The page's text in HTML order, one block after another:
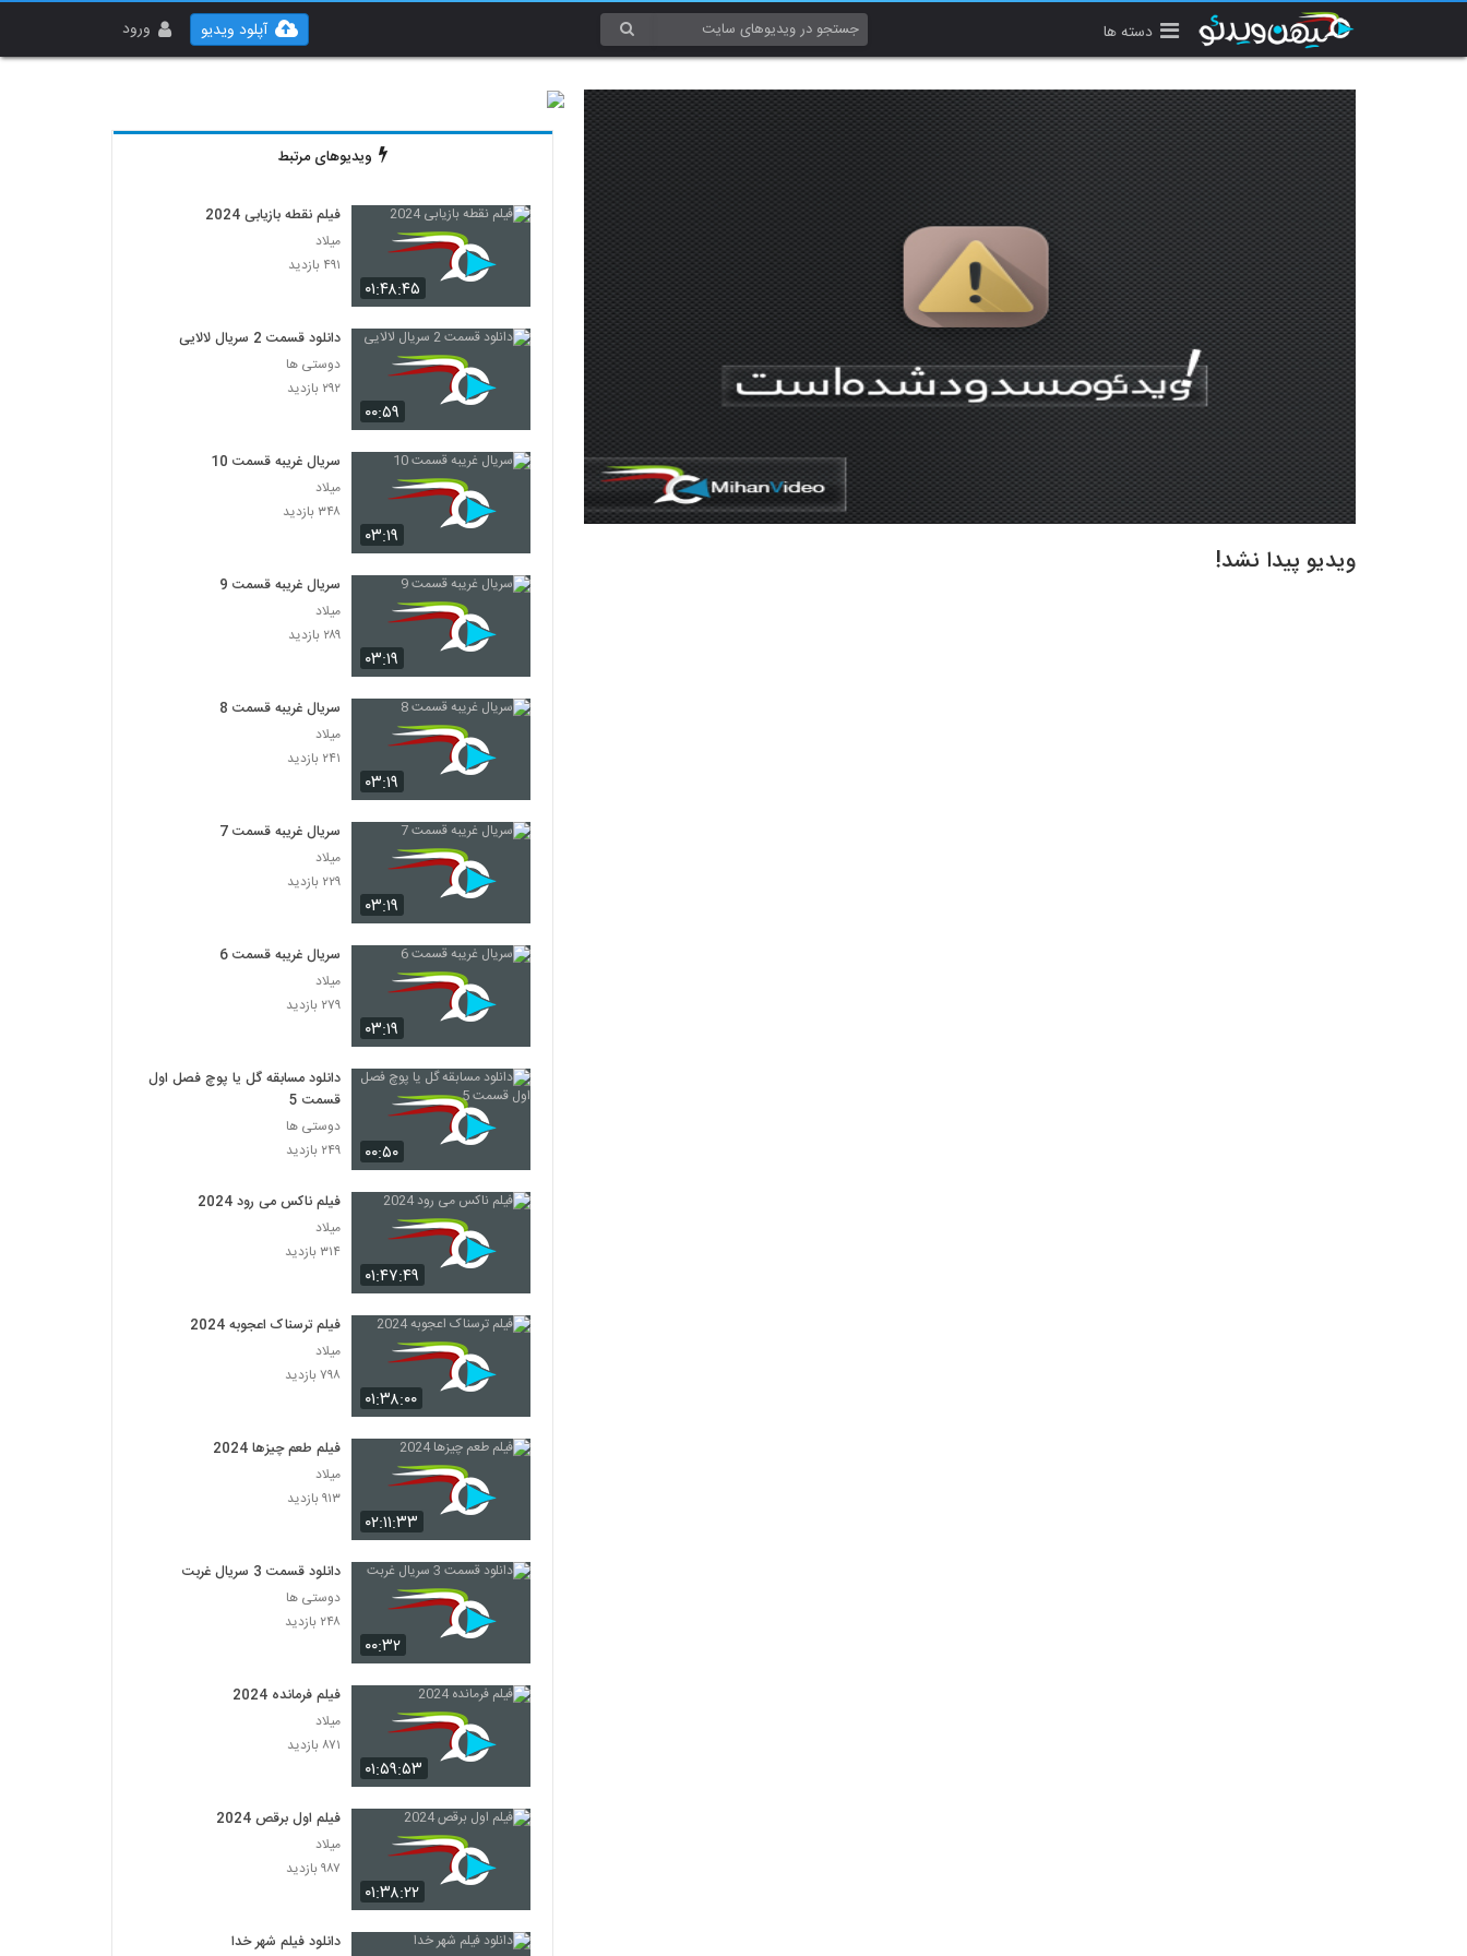
دسته ها ورود آپلود ویدیو
ویدیو پیدا نشد!
ویدیوهای مرتبط
۰۱:۴۸:۴۵
فیلم نقطه بازیابی 2024
میلاد
۴۹۱ بازدید
۰۰:۵۹
دانلود قسمت 2 سریال لالایی
دوستی ها
۲۹۲ بازدید
۰۳:۱۹
سریال غریبه قسمت 10
میلاد
۳۴۸ بازدید
۰۳:۱۹
سریال غریبه قسمت 9
میلاد
۲۸۹ بازدید
۰۳:۱۹
سریال غریبه قسمت 8
میلاد
۲۴۱ بازدید
۰۳:۱۹
سریال غریبه قسمت 7
میلاد
۲۲۹ بازدید
۰۳:۱۹
سریال غریبه قسمت 6
میلاد
۲۷۹ بازدید
۰۰:۵۰
دانلود مسابقه گل یا پوچ فصل اول
قسمت 5
دوستی ها
۲۴۹ بازدید
۰۱:۴۷:۴۹
فیلم ناکس می رود 2024
میلاد
۳۱۴ بازدید
۰۱:۳۸:۰۰
فیلم ترسناک اعجوبه 2024
میلاد
۷۹۸ بازدید
۰۲:۱۱:۳۳
فیلم طعم چیزها 2024
میلاد
۹۱۳ بازدید
۰۰:۳۲
دانلود قسمت 3 سریال غربت
دوستی ها
۲۴۸ بازدید
۰۱:۵۹:۵۳
فیلم فرمانده 2024
میلاد
۸۷۱ بازدید
۰۱:۳۸:۲۲
فیلم اول برقص 2024
میلاد
۹۸۷ بازدید
دانلود فیلم شهر خدا